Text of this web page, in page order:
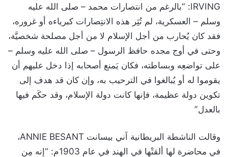
IRVING: “بالرغم من انتصارات محمد – صلى الله عليه
وسلم – العسكرية، لم تُثِر هذه الانتِصارات كبرياءه أو غروره،
فقد كان يُحارب من أجل الإسلام لا من أجل مصلحة شخصيَّة،
وحتى في أوج مجده حافظ الرسول – صلى الله عليه وسلم –
على تواضعِه وبساطته، فكان يَمنع أصحابه إذا دخل عليهم أن
يقوموا له أو يُبالغوا في الترحيب به، وإن كان قد هدف إلى
تكوين دولة عظيمة، فإنها كانت دولة الإسلام، وقد حكَم فيها
بالعدل”
وقالت الناشطة البريطانية آني بيسانت ANNIE BESANT،
في محاضرة لها ألقتْها في الهند في عام 1903م: “إنه مِن